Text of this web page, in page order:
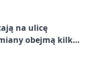
na ulicę
obejmą kilka